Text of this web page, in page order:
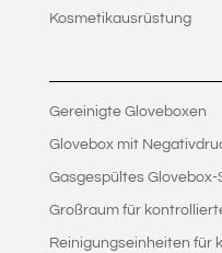
Kosmetikausrüstung
Gereinigte Gloveboxen
Glovebox mit
Gasgespültes Glovebox-
Großraum für
Reinigungseinheiten für